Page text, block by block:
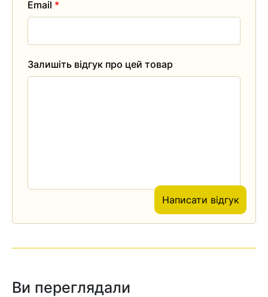
Залишіть відгук про цей товар
Email *
Написати відгук
Ви переглядали